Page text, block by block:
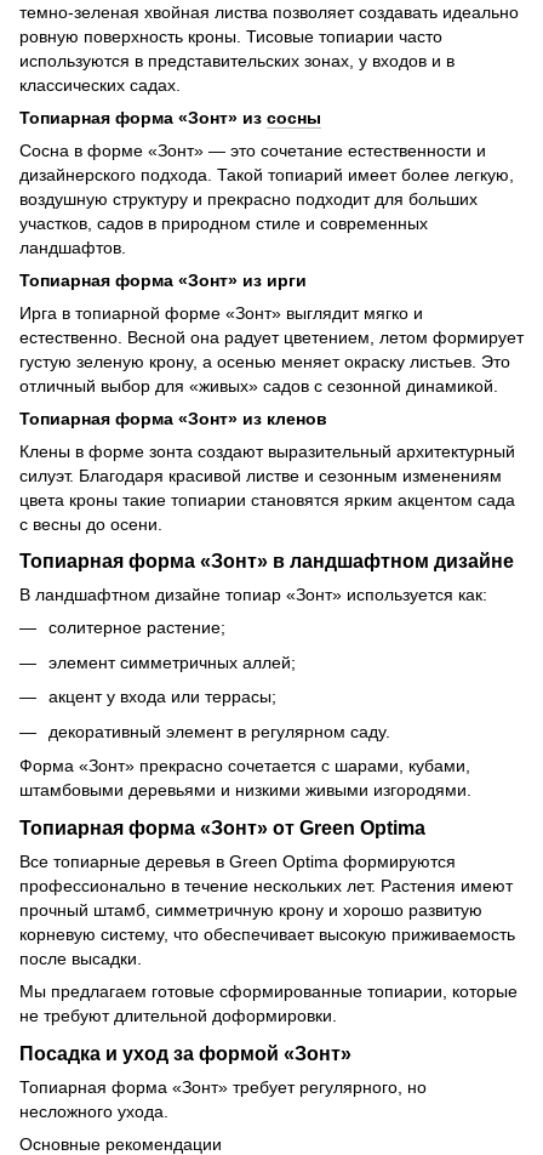
темно-зеленая хвойная листва позволяет создавать идеально
ровную поверхность кроны. Тисовые топиарии часто
используются в представительских зонах, у входов и в
классических садах.
Топиарная форма «Зонт» из сосны
Сосна в форме «Зонт» — это сочетание естественности и
дизайнерского подхода. Такой топиарий имеет более легкую,
воздушную структуру и прекрасно подходит для больших
участков, садов в природном стиле и современных
ландшафтов.
Топиарная форма «Зонт» из ирги
Ирга в топиарной форме «Зонт» выглядит мягко и
естественно. Весной она радует цветением, летом формирует
густую зеленую крону, а осенью меняет окраску листьев. Это
отличный выбор для «живых» садов с сезонной динамикой.
Топиарная форма «Зонт» из кленов
Клены в форме зонта создают выразительный архитектурный
силуэт. Благодаря красивой листве и сезонным изменениям
цвета кроны такие топиарии становятся ярким акцентом сада
с весны до осени.
Топиарная форма «Зонт» в ландшафтном дизайне
В ландшафтном дизайне топиар «Зонт» используется как:
солитерное растение;
элемент симметричных аллей;
акцент у входа или террасы;
декоративный элемент в регулярном саду.
Форма «Зонт» прекрасно сочетается с шарами, кубами,
штамбовыми деревьями и низкими живыми изгородями.
Топиарная форма «Зонт» от Green Optima
Все топиарные деревья в Green Optima формируются
профессионально в течение нескольких лет. Растения имеют
прочный штамб, симметричную крону и хорошо развитую
корневую систему, что обеспечивает высокую приживаемость
после высадки.
Мы предлагаем готовые сформированные топиарии, которые
не требуют длительной доформировки.
Посадка и уход за формой «Зонт»
Топиарная форма «Зонт» требует регулярного, но
несложного ухода.
Основные рекомендации